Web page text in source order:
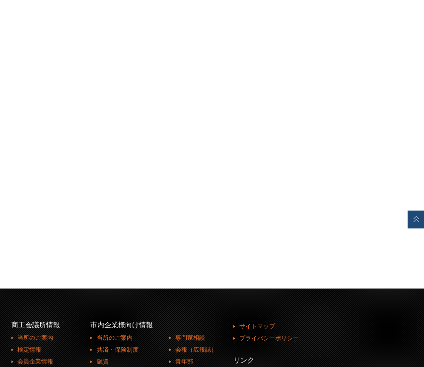
商工会議所情報
当所のご案内
検定情報
会員企業情報
市内企業様向け情報
当所のご案内
共済・保険制度
融資
専門家相談
会報（広報誌）
青年部
サイトマップ
プライバシーポリシー
リンク